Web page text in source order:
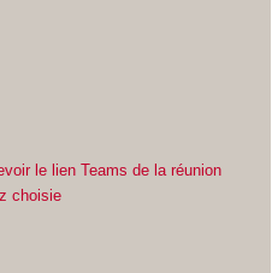
le lien Teams de la réunion
choisie